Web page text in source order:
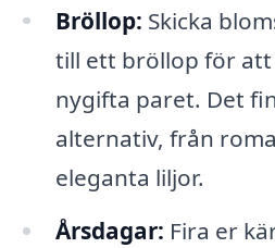
Bröllop: Skicka
till ett bröllop för
nygifta paret. Det
alternativ, från
eleganta liljor.
Årsdagar: Fira er